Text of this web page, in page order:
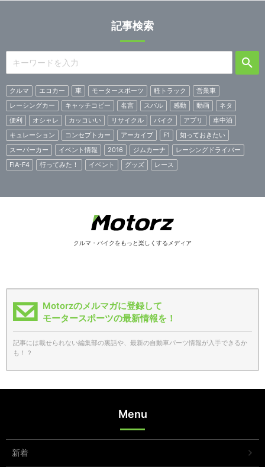
記事検索
クルマ エコカー 車 モータースポーツ 軽トラック
営業車
レーシングカー
キャッチコピー 名言 スバル 感動 動画
ネタ
便利
オシャレ カッコいい リサイクル バイク アプリ
車中泊
キュレーション
コンセプトカー アーカイブ F1
知っておきたい
スーパーカー
イベント情報 2016 ジムカーナ
レーシングドライバー
FIA-F4
行ってみた！ イベント グッズ レース
クルマ・バイクをもっと楽しくするメディア
Motorzのメルマガに登録して
モータースポーツの最新情報を！
記事には載せられない編集部の裏話や、最新の自動車パーツ情報が入手できるか
も！？
Menu
新着